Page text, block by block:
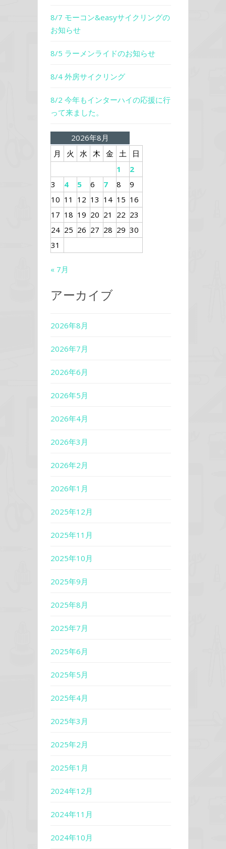
8/7 モーコン&easyサイクリングの
お知らせ
8/5 ラーメンライドのお知らせ
8/4 外房サイクリング
8/2 今年もインターハイの応援に行
って来ました。
2026年8月
月
火 水 木 金 土
日
1
2
3
4 5 6 7 8
9
10 11 12 13 14 15 16
17 18 19 20 21 22 23
24 25 26 27 28 29 30
31
« 7月
アーカイブ
2026年8月
2026年7月
2026年6月
2026年5月
2026年4月
2026年3月
2026年2月
2026年1月
2025年12月
2025年11月
2025年10月
2025年9月
2025年8月
2025年7月
2025年6月
2025年5月
2025年4月
2025年3月
2025年2月
2025年1月
2024年12月
2024年11月
2024年10月